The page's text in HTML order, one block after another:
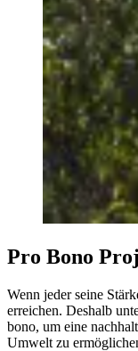
Pro Bono
Wenn jeder seine
erreichen. Deshalb
bono, um eine
Umwelt zu